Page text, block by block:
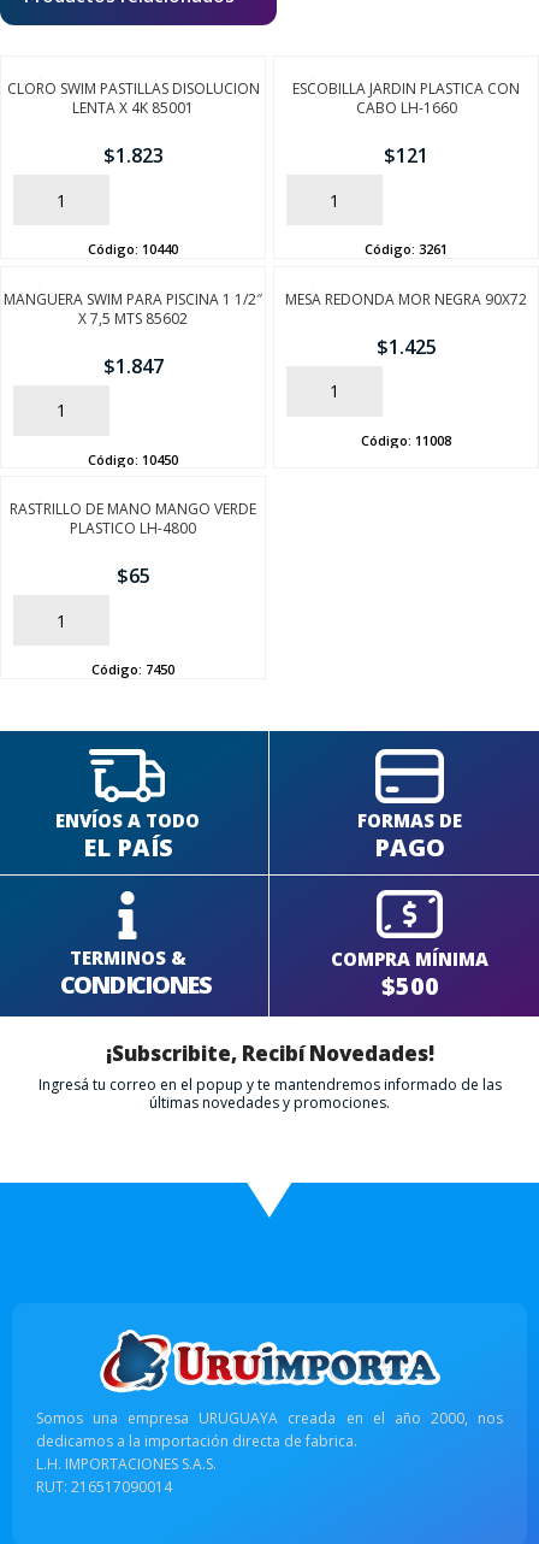
CLORO SWIM PASTILLAS DISOLUCION
LENTA X 4K 85001
$1.823
AÑADIR
Código: 10440
ESCOBILLA JARDIN PLASTICA CON
CABO LH-1660
$121
AÑADIR
Código: 3261
MANGUERA SWIM PARA PISCINA 1 1/2″
X 7,5 MTS 85602
$1.847
AÑADIR
Código: 10450
MESA REDONDA MOR NEGRA 90X72
$1.425
AÑADIR
Código: 11008
RASTRILLO DE MANO MANGO VERDE
PLASTICO LH-4800
$65
AÑADIR
Código: 7450
ENVÍOS A TODO
EL PAÍS
FORMAS DE
PAGO
TERMINOS &
CONDICIONES
COMPRA MÍNIMA
$500
¡Subscribite, Recibí Novedades!
Ingresá tu correo en el popup y te mantendremos informado de las
últimas novedades y promociones.
Somos una empresa URUGUAYA creada en el año 2000, nos
dedicamos a la importación directa de fabrica.
L.H. IMPORTACIONES S.A.S.
RUT: 216517090014